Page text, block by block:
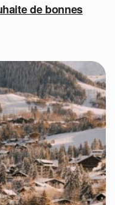
de bonnes